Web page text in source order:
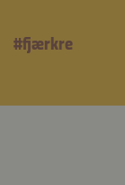
#fjærkre